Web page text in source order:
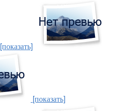
[показать]
[показать]